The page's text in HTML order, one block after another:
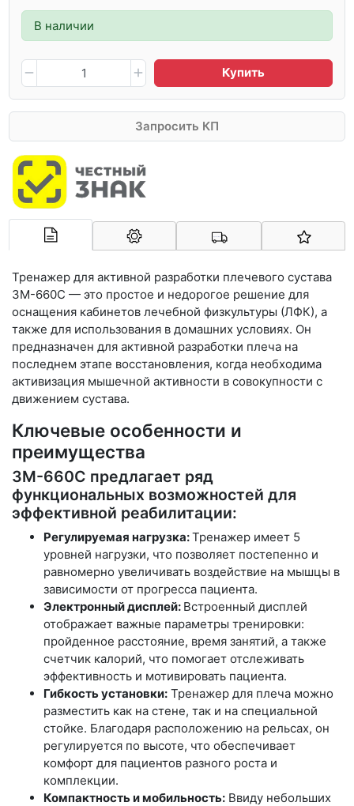
В наличии
Купить
Запросить КП
Арконт-Мед
Тренажер для активной разработки плечевого сустава
ЗМ-660С — это простое и недорогое решение для
оснащения кабинетов лечебной физкультуры (ЛФК), а
также для использования в домашних условиях. Он
предназначен для активной разработки плеча на
последнем этапе восстановления, когда необходима
активизация мышечной активности в совокупности с
движением сустава.
Ключевые особенности и
преимущества
ЗМ-660C предлагает ряд
функциональных возможностей для
эффективной реабилитации:
Регулируемая нагрузка:Тренажер имеет 5
уровней нагрузки, что позволяет постепенно и
равномерно увеличивать воздействие на мышцы в
зависимости от прогресса пациента.
Электронный дисплей: Встроенный дисплей
отображает важные параметры тренировки:
пройденное расстояние, время занятий, а также
счетчик калорий, что помогает отслеживать
эффективность и мотивировать пациента.
Гибкость установки: Тренажер для плеча можно
разместить как на стене, так и на специальной
стойке. Благодаря расположению на рельсах, он
регулируется по высоте, что обеспечивает
комфорт для пациентов разного роста и
комплекции.
Компактность и мобильность: Ввиду небольших